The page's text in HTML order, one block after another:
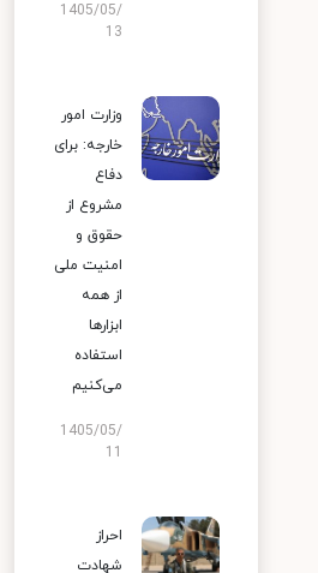
1405/05/
13
وزارت امور
خارجه: برای
دفاع
مشروع از
حقوق و
امنیت ملی
از همه
ابزارها
استفاده
می‌کنیم
1405/05/
احراز
شهادت